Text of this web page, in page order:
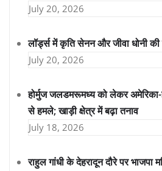
July 20, 2026
लॉर्ड्स में कृति सेनन और जीवा धोनी की
July 20, 2026
होर्मुज जलडमरूमध्य को लेकर अमेरिका-
से हमले; खाड़ी क्षेत्र में बढ़ा तनाव
July 18, 2026
राहुल गांधी के देहरादून दौरे पर भाजपा